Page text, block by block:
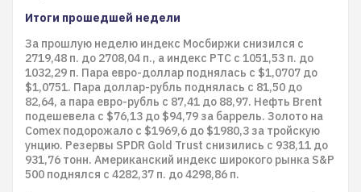
Итоги прошедшей недели
За прошлую неделю индекс Мосбиржи снизился с
2719,48 п. до 2708,04 п., а индекс РТС с 1051,53 п. до
1032,29 п. Пара евро-доллар поднялась с $1,0707 до
$1,0751. Пара доллар-рубль поднялась с 81,50 до
82,64, а пара евро-рубль с 87,41 до 88,97. Нефть Brent
подешевела с $76,13 до $94,79 за баррель. Золото на
Comex подорожало с $1969,6 до $1980,3 за тройскую
унцию. Резервы SPDR Gold Trust снизились с 938,11 до
931,76 тонн. Американский индекс широкого рынка S&P
500 поднялся с 4282,37 п. до 4298,86 п.